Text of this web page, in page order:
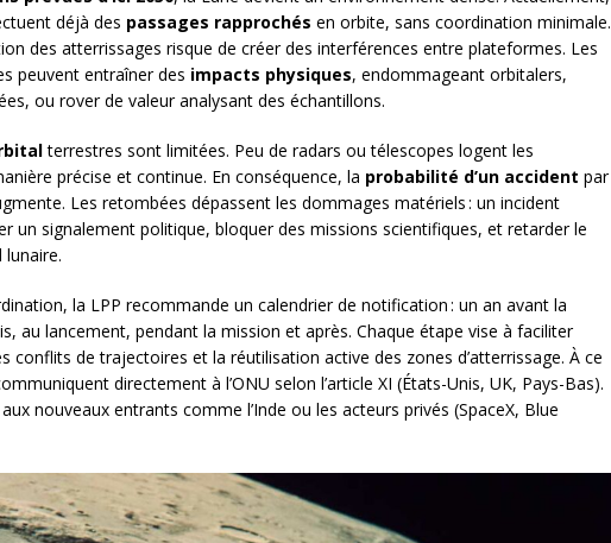
déjà des passages rapprochés en orbite, sans coordination minimale.
des atterrissages risque de créer des interférences entre plateformes. Les
peuvent entraîner des impacts physiques, endommageant orbitalers,
ou rover de valeur analysant des échantillons.
terrestres sont limitées. Peu de radars ou télescopes logent les
précise et continue. En conséquence, la probabilité d’un accident par
Les retombées dépassent les dommages matériels : un incident
un signalement politique, bloquer des missions scientifiques, et retarder le
la LPP recommande un calendrier de notification : un an avant la
au lancement, pendant la mission et après. Chaque étape vise à faciliter
conflits de trajectoires et la réutilisation active des zones d’atterrissage. À ce
directement à l’ONU selon l’article XI (États-Unis, UK, Pays-Bas).
nouveaux entrants comme l’Inde ou les acteurs privés (SpaceX, Blue